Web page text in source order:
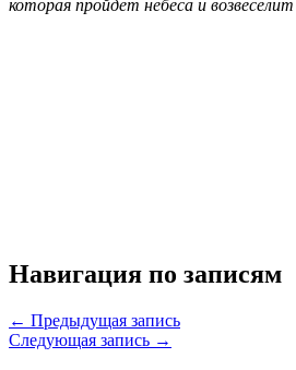
которая пройдет небеса и
Навигация по записям
← Предыдущая запись
Следующая запись →